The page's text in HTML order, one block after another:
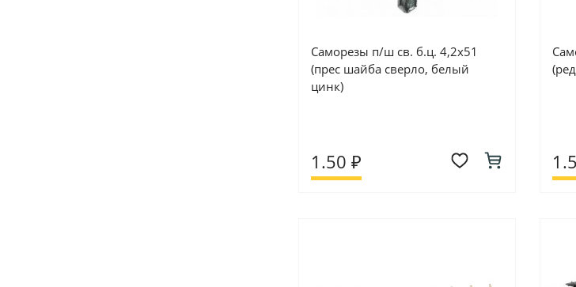
Саморезы п/ш св. б.ц. 4,2х51
(прес шайба сверло, белый
цинк)
1.50 ₽